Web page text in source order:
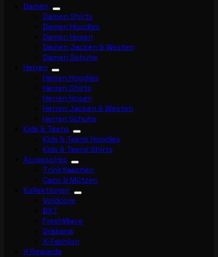
Damen
Damen Shirts
Damen Hoodies
Damen Hosen
Damen Jacken & Westen
Damen Schuhe
Herren
Herren Hoodies
Herren Shirts
Herren Hosen
Herren Jacken & Westen
Herren Schuhe
Kids & Teens
Kids & Teens Hoodies
Kids & Teens Shirts
Accessoires
Trinkflaschen
Caps & Mützen
Kollektionen
Voidcore
BXT
FreshWave
Drakana
X-Fashion
X Rewards